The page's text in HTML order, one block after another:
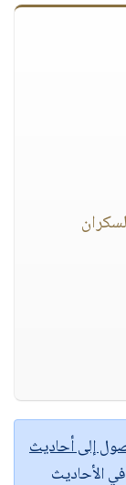
إلى أحاديث
الأحاديث